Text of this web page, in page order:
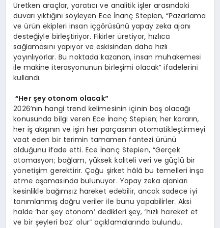
Üretken araçlar, yaratıcı ve analitik işler arasındaki
duvarı yıktığını söyleyen Ece İnanç Stepien, “Pazarlama
ve ürün ekipleri insan içgörüsünü yapay zeka ajanı
desteğiyle birleştiriyor. Fikirler üretiyor, hızlıca
sağlamasını yapıyor ve eskisinden daha hızlı
yayınlıyorlar. Bu noktada kazanan, insan muhakemesi
ile makine iterasyonunun birleşimi olacak” ifadelerini
kullandı.
“Her şey otonom olacak”
2026’nın hangi trend kelimesinin içinin boş olacağı
konusunda bilgi veren Ece İnanç Stepien; her kararın,
her iş akışının ve işin her parçasının otomatikleştirmeyi
vaat eden bir terimin tamamen fantezi ürünü
olduğunu ifade etti. Ece İnanç Stepien, “Gerçek
otomasyon; bağlam, yüksek kaliteli veri ve güçlü bir
yönetişim gerektirir. Çoğu şirket hâlâ bu temelleri inşa
etme aşamasında bulunuyor. Yapay zeka ajanları
kesinlikle bağımsız hareket edebilir, ancak sadece iyi
tanımlanmış doğru veriler ile bunu yapabilirler. Aksi
halde ‘her şey otonom’ dedikleri şey, ‘hızlı hareket et
ve bir şeyleri boz’ olur” açıklamalarında bulundu.